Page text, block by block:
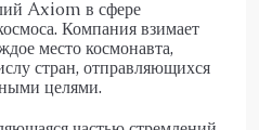
Axiom в сфере
Компания взимает
место космонавта,
стран, отправляющихся
целями.